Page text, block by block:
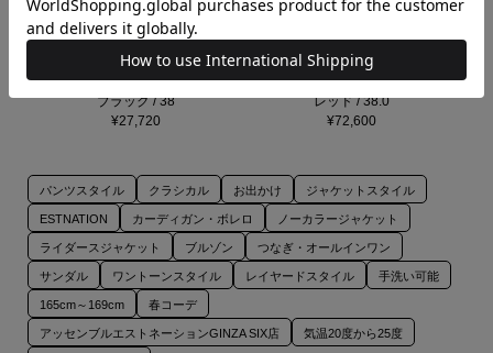
ESTNATION / カラミシアーブルゾ
ン
ブラック / 38
¥27,720
PAUL ANDREW / ウェッジソール
サンダル
レッド / 38.0
¥72,600
パンツスタイル クラシカル お出かけ ジャケットスタイル
ESTNATION カーディガン・ボレロ ノーカラージャケット
ライダースジャケット ブルゾン つなぎ・オールインワン
サンダル ワントーンスタイル レイヤードスタイル 手洗い可能
165cm～169cm 春コーデ
アッセンブルエストネーションGINZA SIX店 気温20度から25度